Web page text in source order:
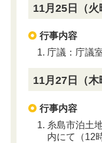
11月25日（火
行事内容
庁議：庁議
11月27日（木
行事内容
糸島市泊土
内にて（12